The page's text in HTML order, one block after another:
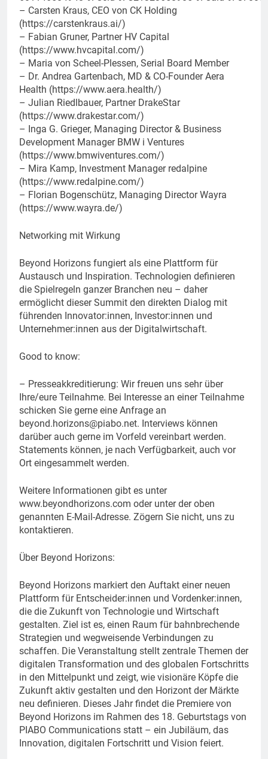
– Carsten Kraus, CEO von CK Holding
(https://carstenkraus.ai/)
– Fabian Gruner, Partner HV Capital
(https://www.hvcapital.com/)
– Maria von Scheel-Plessen, Serial Board Member
– Dr. Andrea Gartenbach, MD & CO-Founder Aera
Health (https://www.aera.health/)
– Julian Riedlbauer, Partner DrakeStar
(https://www.drakestar.com/)
– Inga G. Grieger, Managing Director & Business
Development Manager BMW i Ventures
(https://www.bmwiventures.com/)
– Mira Kamp, Investment Manager redalpine
(https://www.redalpine.com/)
– Florian Bogenschütz, Managing Director Wayra
(https://www.wayra.de/)
Networking mit Wirkung
Beyond Horizons fungiert als eine Plattform für
Austausch und Inspiration. Technologien definieren
die Spielregeln ganzer Branchen neu – daher
ermöglicht dieser Summit den direkten Dialog mit
führenden Innovator:innen, Investor:innen und
Unternehmer:innen aus der Digitalwirtschaft.
Good to know:
– Presseakkreditierung: Wir freuen uns sehr über
Ihre/eure Teilnahme. Bei Interesse an einer Teilnahme
schicken Sie gerne eine Anfrage an
beyond.horizons@piabo.net. Interviews können
darüber auch gerne im Vorfeld vereinbart werden.
Statements können, je nach Verfügbarkeit, auch vor
Ort eingesammelt werden.
Weitere Informationen gibt es unter
www.beyondhorizons.com oder unter der oben
genannten E-Mail-Adresse. Zögern Sie nicht, uns zu
kontaktieren.
Über Beyond Horizons:
Beyond Horizons markiert den Auftakt einer neuen
Plattform für Entscheider:innen und Vordenker:innen,
die die Zukunft von Technologie und Wirtschaft
gestalten. Ziel ist es, einen Raum für bahnbrechende
Strategien und wegweisende Verbindungen zu
schaffen. Die Veranstaltung stellt zentrale Themen der
digitalen Transformation und des globalen Fortschritts
in den Mittelpunkt und zeigt, wie visionäre Köpfe die
Zukunft aktiv gestalten und den Horizont der Märkte
neu definieren. Dieses Jahr findet die Premiere von
Beyond Horizons im Rahmen des 18. Geburtstags von
PIABO Communications statt – ein Jubiläum, das
Innovation, digitalen Fortschritt und Vision feiert.